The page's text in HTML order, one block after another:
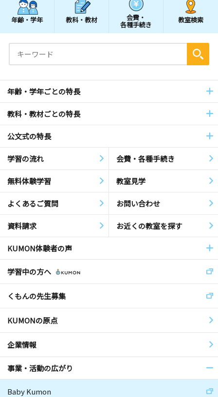
年齢・学年 教科・教材 会費・
各種手続き
教室検索
年齢・学年ごとの特長
教科・教材ごとの特長
公文式の特長
学習の流れ 会費・各種手続き
無料体験学習 教室見学
よくあるご質問 お問い合わせ
資料請求 お近くの教室を探す
KUMON体験者の声
学習中の方へ
くもんの先生募集
KUMONの原点
企業情報
事業・活動の広がり
Baby Kumon